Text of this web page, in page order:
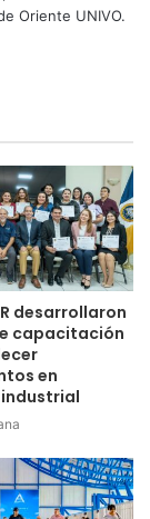
Oriente UNIVO.
desarrollaron
capacitación
en